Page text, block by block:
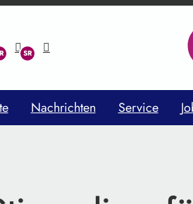
Nachrichten Service